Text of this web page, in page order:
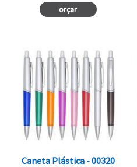
orçar
Caneta Plástica - 00320